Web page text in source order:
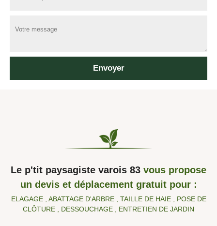
Le p'tit paysagiste varois 83 vous propose
un devis et déplacement gratuit pour :
ELAGAGE , ABATTAGE D'ARBRE , TAILLE DE HAIE , POSE DE
CLÔTURE , DESSOUCHAGE , ENTRETIEN DE JARDIN